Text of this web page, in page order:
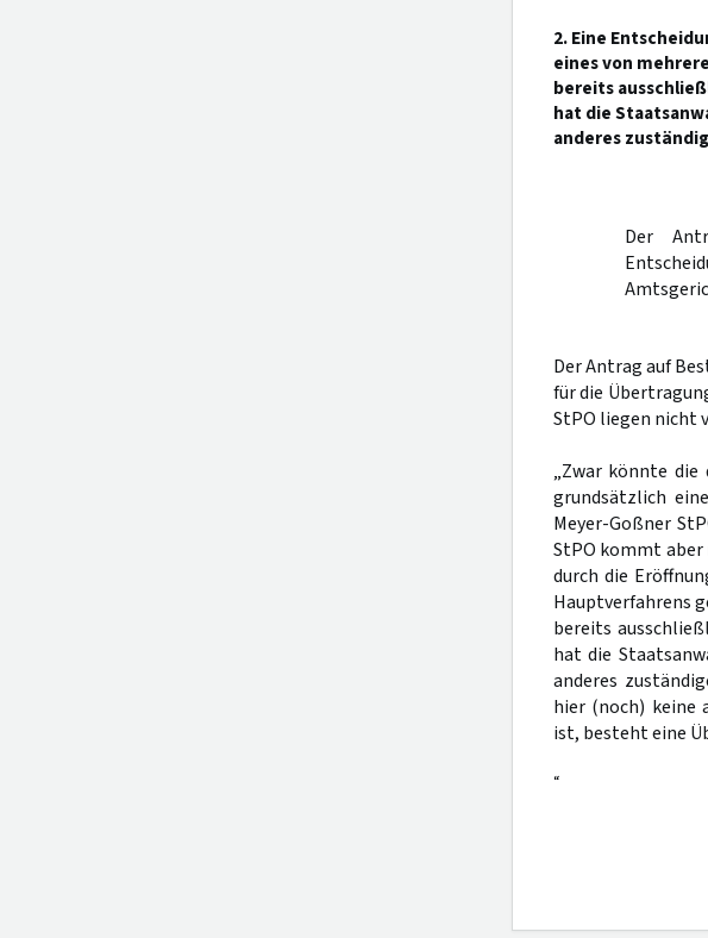
2. Eine
eines von
bereits
hat die
anderes
Der
Der Antrag auf
für die
StPO liegen nicht
„Zwar könnte
grundsätzlich
Meyer-Goßner
StPO kommt
durch die
Hauptverfahrens
bereits
hat die
anderes
hier (noch) keine
ist, besteht eine
“